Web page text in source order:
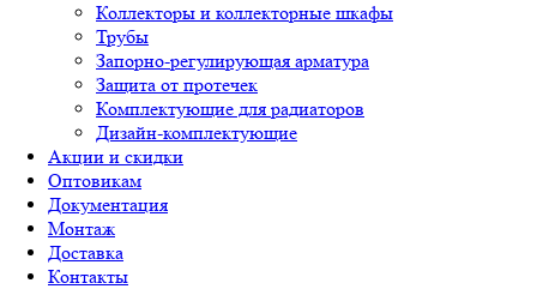
Коллекторы и коллекторные шкафы
Трубы
Запорно-регулирующая арматура
Защита от протечек
Комплектующие для радиаторов
Дизайн-комплектующие
Акции и скидки
Оптовикам
Документация
Монтаж
Доставка
Контакты